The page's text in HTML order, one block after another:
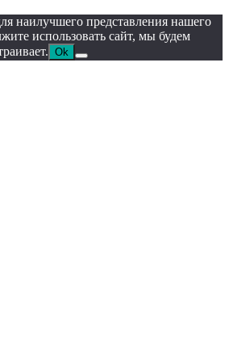
наилучшего представления нашего
использовать сайт, мы будем
Ok